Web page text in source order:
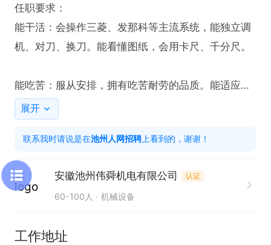
任职要求：
能干活：会操作三菱、发那科等主流系统，能独立调
机、对刀、换刀。能看懂图纸，会用卡尺、千分尺。
能吃苦：服从安排，拥有吃苦耐劳的品质。能适应两
班倒的工作安排
有经验：常规岗位要求1-3年经验。
展开
联系我时请说是在池州人网招聘 上看到的，谢谢！
安徽池州伟舜机电有限公司 认证
60-100人 机械设备
工作地址